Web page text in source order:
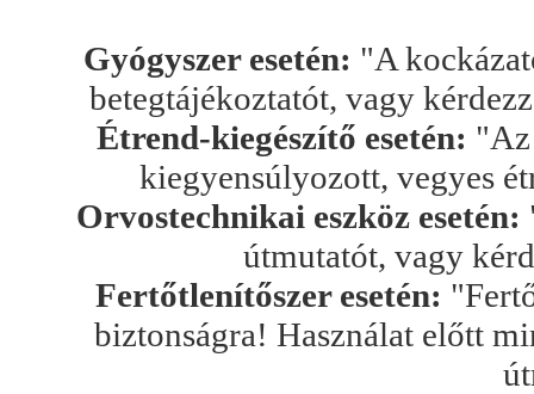
Gyógyszer esetén: "A
betegtájékoztatót, vagy
Étrend-kiegészítő esetén: "Az
kiegyensúlyozott, vegyes
Orvostechnikai eszköz esetén:
útmutatót, vagy
Fertőtlenítőszer esetén:
biztonságra! Használat előtt